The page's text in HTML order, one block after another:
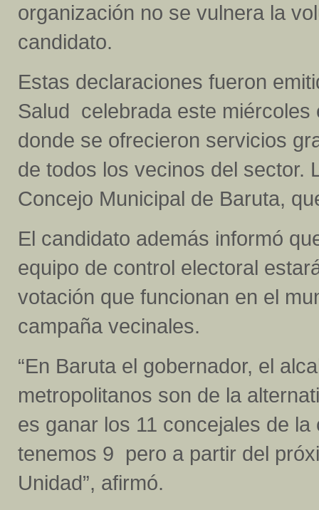
organización no se vulnera la
candidato.
Estas declaraciones fueron
Salud celebrada este
donde se ofrecieron servicios
de todos los vecinos del sector.
Concejo Municipal de Baruta,
El candidato además informó
equipo de control electoral
votación que funcionan en el
campaña vecinales.
“En Baruta el gobernador, el
metropolitanos son de la
es ganar los 11 concejales de
tenemos 9 pero a partir del
Unidad”, afirmó.